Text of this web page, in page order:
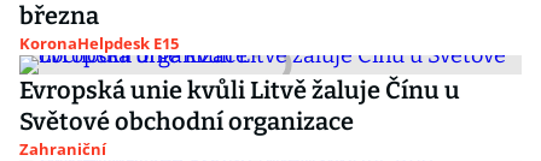
března
KoronaHelpdesk E15
Evropská unie kvůli Litvě žaluje Čínu u
Světové obchodní organizace
Zahraniční